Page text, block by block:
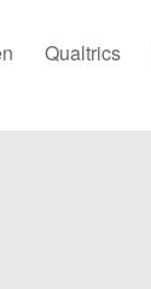
Qualtrics